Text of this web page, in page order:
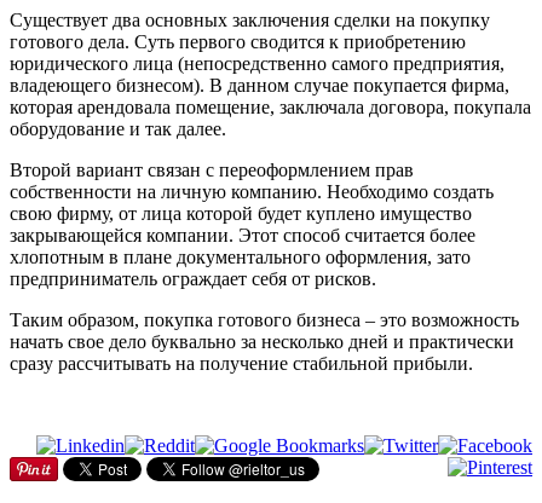
Существует два основных заключения сделки на покупку
готового дела. Суть первого сводится к приобретению
юридического лица (непосредственно самого предприятия,
владеющего бизнесом). В данном случае покупается фирма,
которая арендовала помещение, заключала договора, покупала
оборудование и так далее.
Второй вариант связан с переоформлением прав
собственности на личную компанию. Необходимо создать
свою фирму, от лица которой будет куплено имущество
закрывающейся компании. Этот способ считается более
хлопотным в плане документального оформления, зато
предприниматель ограждает себя от рисков.
Таким образом, покупка готового бизнеса – это возможность
начать свое дело буквально за несколько дней и практически
сразу рассчитывать на получение стабильной прибыли.